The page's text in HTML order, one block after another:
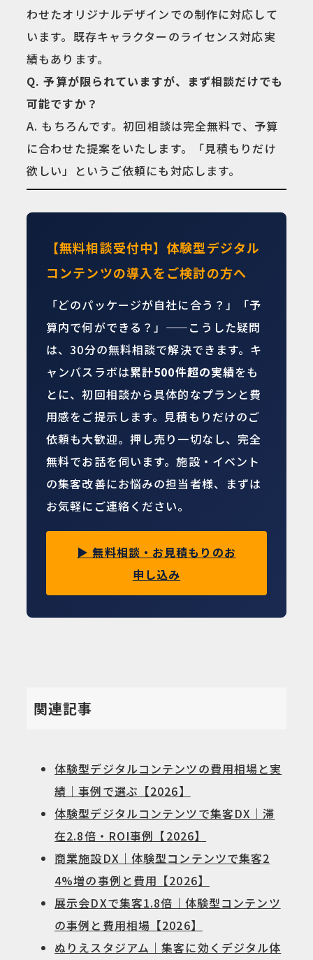
わせたオリジナルデザインでの制作に対応して
います。既存キャラクターのライセンス対応実
績もあります。
Q. 予算が限られていますが、まず相談だけでも
可能ですか？
A. もちろんです。初回相談は完全無料で、予算
に合わせた提案をいたします。「見積もりだけ
欲しい」というご依頼にも対応します。
【無料相談受付中】体験型デジタル
コンテンツの導入をご検討の方へ
「どのパッケージが自社に合う？」「予
算内で何ができる？」——こうした疑問
は、30分の無料相談で解決できます。キ
ャンバスラボは累計500件超の実績をも
とに、初回相談から具体的なプランと費
用感をご提示します。見積もりだけのご
依頼も大歓迎。押し売り一切なし、完全
無料でお話を伺います。施設・イベント
の集客改善にお悩みの担当者様、まずは
お気軽にご連絡ください。
▶ 無料相談・お見積もりのお
申し込み
関連記事
体験型デジタルコンテンツの費用相場と実
績｜事例で選ぶ【2026】
体験型デジタルコンテンツで集客DX｜滞
在2.8倍・ROI事例【2026】
商業施設DX｜体験型コンテンツで集客2
4%増の事例と費用【2026】
展示会DXで集客1.8倍｜体験型コンテンツ
の事例と費用相場【2026】
ぬりえスタジアム｜集客に効くデジタル体